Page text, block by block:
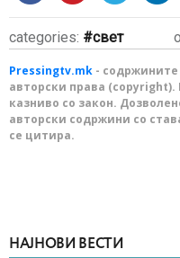
categories: свет
Pressingtv.mk -
авторски права
казниво со закон.
авторски содржини со
се цитира.
НАЈНОВИ ВЕСТИ